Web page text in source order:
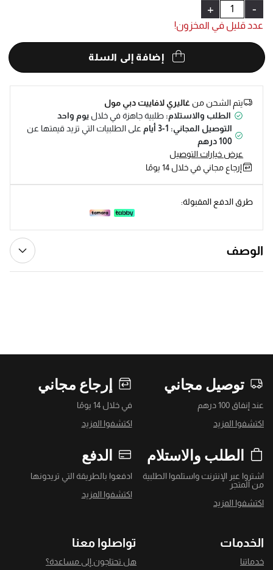
-
+
عدد قليل في المخزون!
إضافة إلى السلة
يتم الشحن منغاليري لافاييت دبي مول
الطلب والاستلام: طلبية جاهزة في خلال يوم واحد
التوصيل المجاني: 1-3 أيام
على الطلبيات التي تزيد قيمتها عن
100 درهم
عرض خيارات التوصيل
إرجاع مجاني في خلال 14 يومًا
طرق الدفع المقبولة:
الوصف
توصيل مجاني
عند إنفاق 100 درهم
اكتشفوا المزيد
إرجاع مجاني
في خلال 14 يومًا
اكتشفوا المزيد
الطلب والاستلام
اشتروا عبر الإنترنت واستلموا الطلبية
من المتجر
اكتشفوا المزيد
الدفع
ادفعوا بالطريقة التي تريدونها
اكتشفوا المزيد
الخدمات
خدماتنا
تواصلوا معنا
هل تحتاجون إلى مساعدة؟